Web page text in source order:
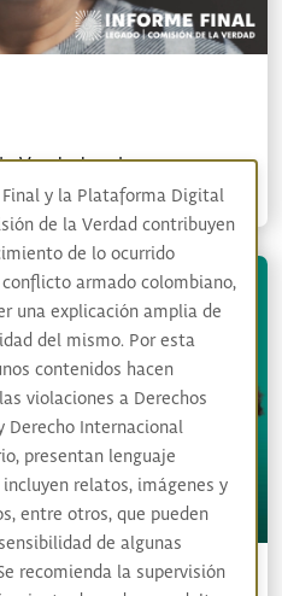
Verdad en la que se
y la Plataforma Digital
de la Verdad contribuyen
de lo ocurrido
armado colombiano,
una explicación amplia de
del mismo. Por esta
contenidos hacen
violaciones a Derechos
Derecho Internacional
presentan lenguaje
relatos, imágenes y
entre otros, que pueden
de algunas
recomienda la supervisión